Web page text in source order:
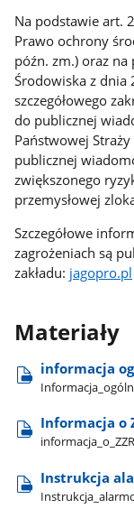
Na podstawie art.
Prawo ochrony
późn. zm.) oraz
Środowiska z
szczegółowego
do publicznej
Państwowej
publicznej
zwiększonego
przemysłowej
Szczegółowe
zagrożeniach są
zakładu: jagopro.pl
Materiały
informacja
Informacja o
Instrukcja